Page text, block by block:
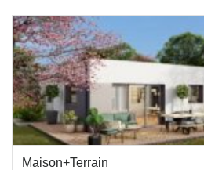
Maison+Terrain